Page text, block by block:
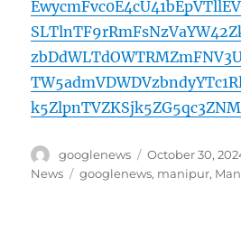
Author
googlenews
Posted
on
October 30,
News
Tags
googlenews, manipur,